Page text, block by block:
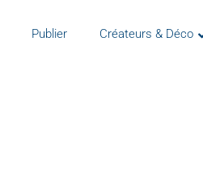
Publier Créateurs & Déco